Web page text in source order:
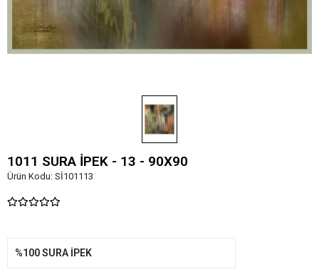
1011 SURA İPEK - 13 - 90X90
Ürün Kodu: Sİ101113
%100 SURA İPEK